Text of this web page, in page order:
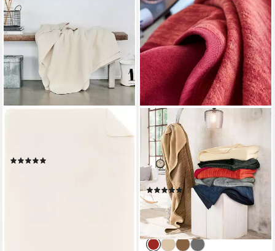
IBENA
Kniedecke Jacquard
Kniedecke Fano, 100 x 150
cm (Breite x Länge), im
dezenten Streifen-Design
(9)
ab 23,80 € UVP29,99 €
-21%
lieferbar - in 4-5 Werktagen bei dir